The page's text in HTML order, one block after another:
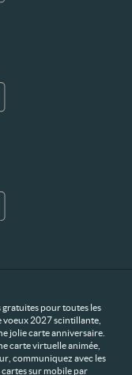
pour toutes les
voeux 2027 scintillante,
jolie carte anniversaire.
carte virtuelle animée,
communiquez avec les
sur mobile par